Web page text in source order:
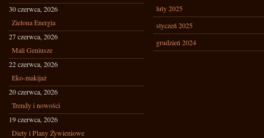
30 czerwca, 2026
Zielona Energia
27 czerwca, 2026
Mali Geniusze
22 czerwca, 2026
Eko-makijaż
20 czerwca, 2026
Trendy i nowości
19 czerwca, 2026
Diety i Plany Żywieniowe
luty 2025
styczeń 2025
grudzień 2024